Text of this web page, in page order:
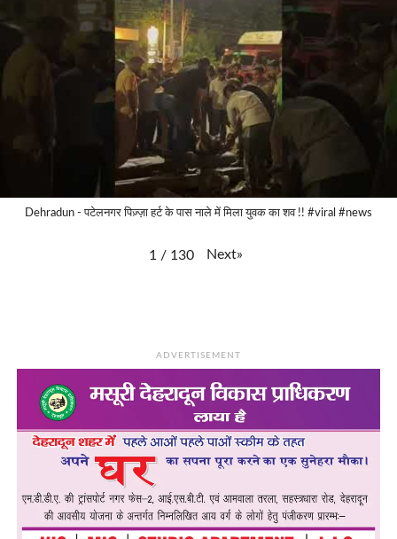
Dehradun - पटेलनगर पिज़्ज़ा हर्ट के पास नाले में मिला युवक का शव !! #viral #news
1 / 130 Next»
ADVERTISEMENT